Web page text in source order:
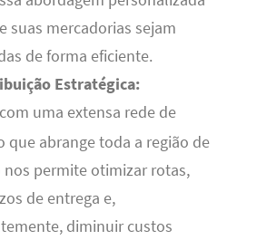
suas mercadorias sejam
de forma eficiente.
Estratégica:
uma extensa rede de
que abrange toda a região de
nos permite otimizar rotas,
de entrega e,
diminuir custos